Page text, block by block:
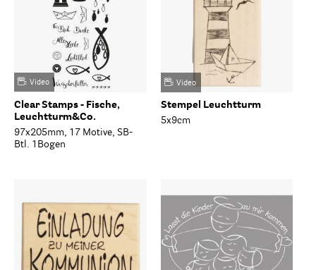
Video
Clear Stamps - Fische,
Leuchtturm&Co.
97x205mm, 17 Motive, SB-
Btl. 1Bogen
Video
Stempel Leuchtturm
5x9cm